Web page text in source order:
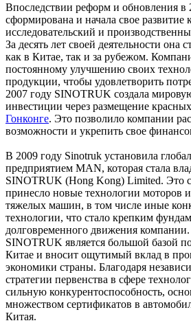
Впоследствии реформ и обновления в
сформирована и начала свое развитие
исследовательский и
За десять лет своей деятельности она
как в Китае, так и за рубежом.
постоянному улучшению своих
продукции, чтобы удовлетворить
2007 году SINOTRUK создала
инвестиции через размещение
Гонконге. Это позволило компании
возможности и укрепить свое
В 2009 году Sinotruk установила
предприятием MAN, которая стала
SINOTRUK (Hong Kong) Limited. Это
принесло новые технологии моторов
тяжелых машин, в том числе иные
технологии, что стало крепким
долговременного движения
SINOTRUK является большой базой
Китае и вносит ощутимый вклад в
экономики страны. Благодаря
стратегии первенства в сфере
сильную конкурентоспособность,
множеством сертификатов в
Китая.